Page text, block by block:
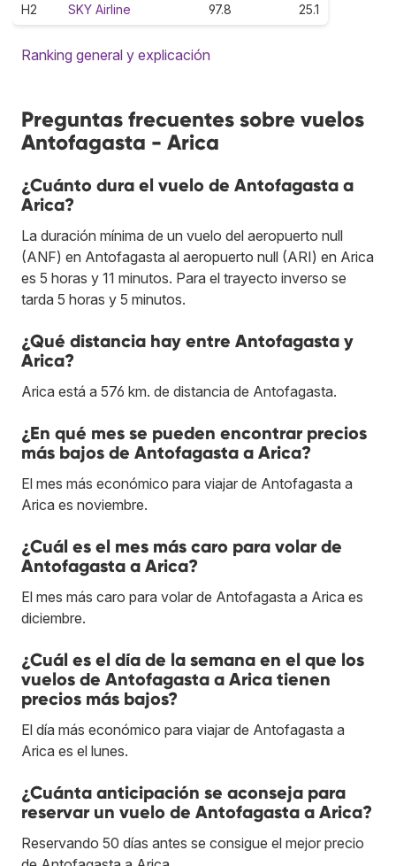
H2 SKY Airline 97.8 25.1
Ranking general y explicación
Preguntas frecuentes sobre vuelos
Antofagasta - Arica
¿Cuánto dura el vuelo de Antofagasta a
Arica?
La duración mínima de un vuelo del aeropuerto null
(ANF) en Antofagasta al aeropuerto null (ARI) en Arica
es 5 horas y 11 minutos. Para el trayecto inverso se
tarda 5 horas y 5 minutos.
¿Qué distancia hay entre Antofagasta y
Arica?
Arica está a 576 km. de distancia de Antofagasta.
¿En qué mes se pueden encontrar precios
más bajos de Antofagasta a Arica?
El mes más económico para viajar de Antofagasta a
Arica es noviembre.
¿Cuál es el mes más caro para volar de
Antofagasta a Arica?
El mes más caro para volar de Antofagasta a Arica es
diciembre.
¿Cuál es el día de la semana en el que los
vuelos de Antofagasta a Arica tienen
precios más bajos?
El día más económico para viajar de Antofagasta a
Arica es el lunes.
¿Cuánta anticipación se aconseja para
reservar un vuelo de Antofagasta a Arica?
Reservando 50 días antes se consigue el mejor precio